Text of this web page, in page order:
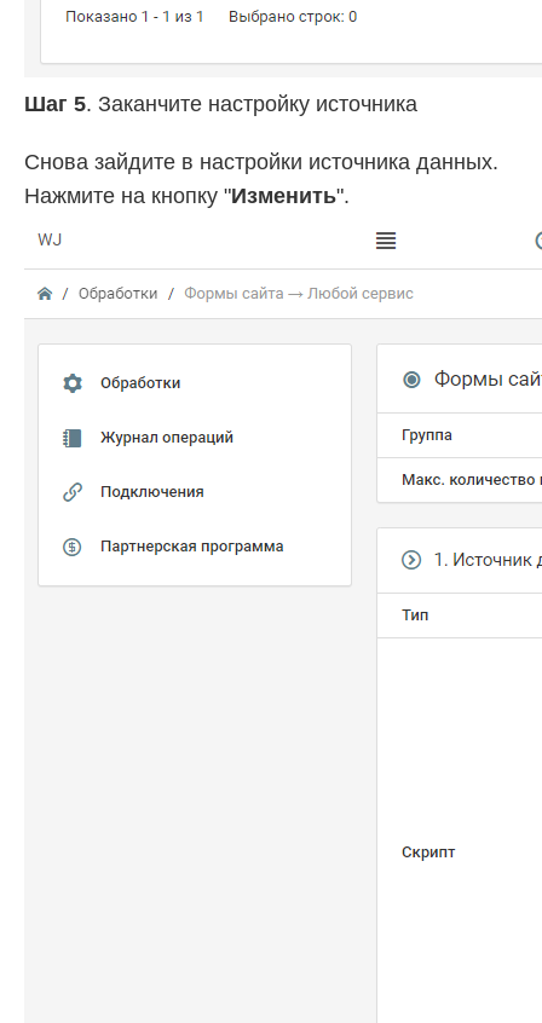
Шаг 5. Заканчите настройку источника
Снова зайдите в настройки источника данных.
Нажмите на кнопку "Изменить".